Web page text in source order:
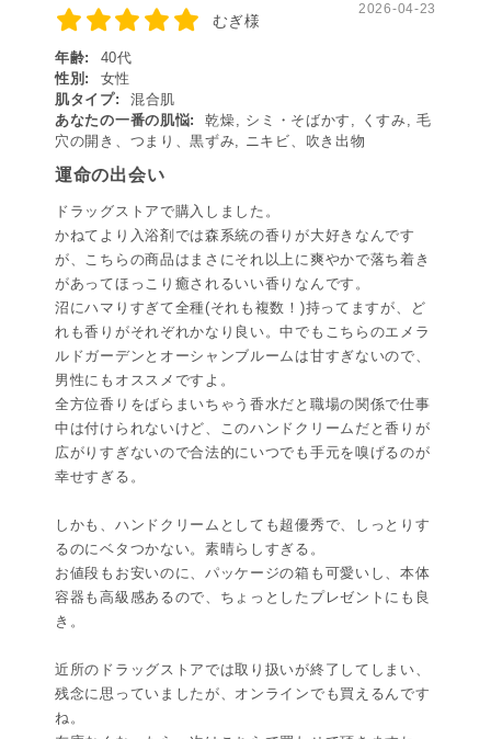
むぎ様
2026-04-23
年齢:
40代
性別:
女性
肌タイプ:
混合肌
あなたの一番の肌悩:
乾燥, シミ・そばかす, くすみ, 毛
穴の開き、つまり、黒ずみ, ニキビ、吹き出物
運命の出会い
ドラッグストアで購入しました。
かねてより入浴剤では森系統の香りが大好きなんです
が、こちらの商品はまさにそれ以上に爽やかで落ち着き
があってほっこり癒されるいい香りなんです。
沼にハマりすぎて全種(それも複数！)持ってますが、ど
れも香りがそれぞれかなり良い。中でもこちらのエメラ
ルドガーデンとオーシャンブルームは甘すぎないので、
男性にもオススメですよ。
全方位香りをばらまいちゃう香水だと職場の関係で仕事
中は付けられないけど、このハンドクリームだと香りが
広がりすぎないので合法的にいつでも手元を嗅げるのが
幸せすぎる。
しかも、ハンドクリームとしても超優秀で、しっとりす
るのにベタつかない。素晴らしすぎる。
お値段もお安いのに、パッケージの箱も可愛いし、本体
容器も高級感あるので、ちょっとしたプレゼントにも良
き。
近所のドラッグストアでは取り扱いが終了してしまい、
残念に思っていましたが、オンラインでも買えるんです
ね。